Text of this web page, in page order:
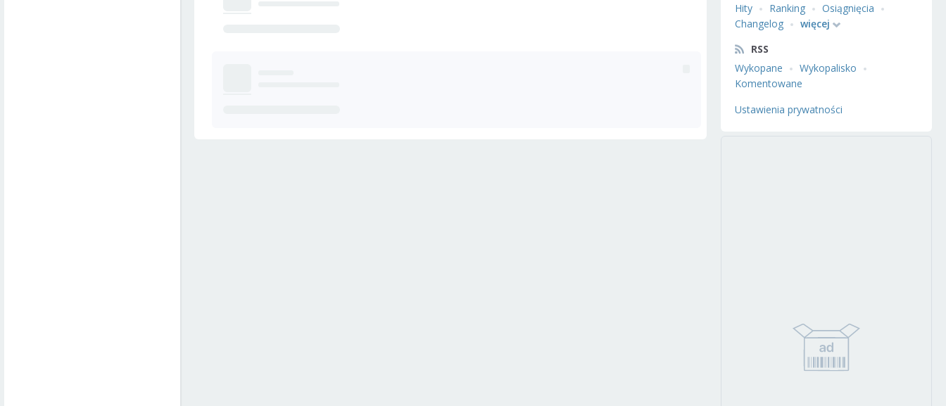
Hity
Ranking
Osiągnięcia
Changelog
więcej
RSS
Wykopane
Wykopalisko
Komentowane
Ustawienia prywatności